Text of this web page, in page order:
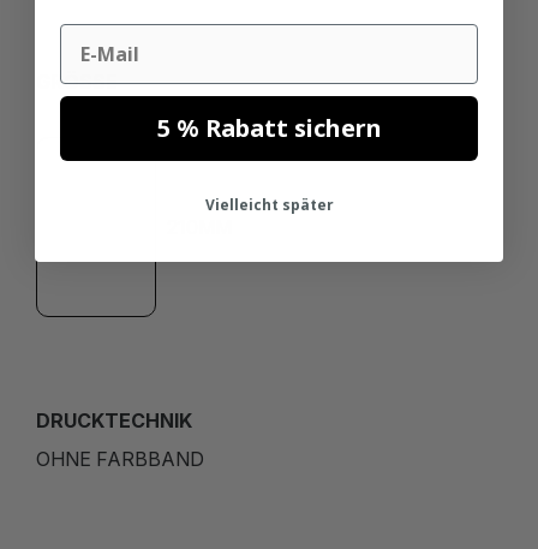
GRÖSSE
DRUCKTECHNIK
OHNE FARBBAND
Email
5 % Rabatt sichern
Vielleicht später